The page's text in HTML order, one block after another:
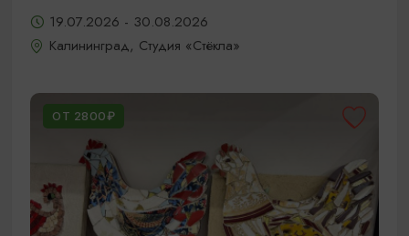
19.07.2026 - 30.08.2026
Калининград, Студия «Стёкла»
ОТ 2800₽